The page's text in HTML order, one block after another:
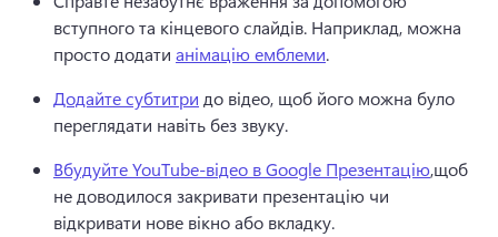
вступного та кінцевого слайдів. Наприклад, можна
просто додати анімацію емблеми.
Додайте субтитри до відео, щоб його можна було
переглядати навіть без звуку.
Вбудуйте YouTube-відео в Google Презентацію,щоб
не доводилося закривати презентацію чи
відкривати нове вікно або вкладку.